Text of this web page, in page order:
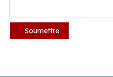
Soumettre